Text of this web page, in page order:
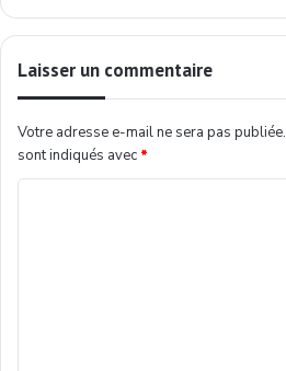
Laisser un commentaire
Votre adresse e-mail ne sera pas publiée.
sont indiqués avec *